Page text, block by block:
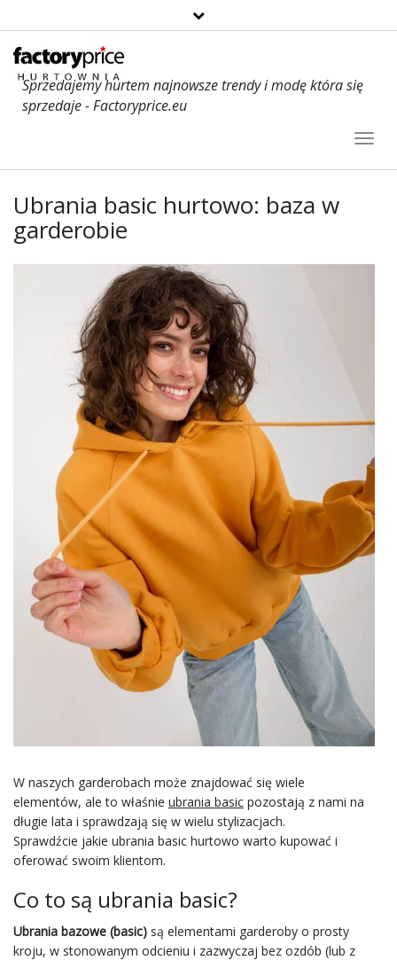
Sprzedajemy hurtem najnowsze trendy i modę która się
sprzedaje - Factoryprice.eu
Ubrania basic hurtowo: baza w
garderobie
W naszych garderobach może znajdować się wiele
elementów, ale to właśnie ubrania basic pozostają z nami na
długie lata i sprawdzają się w wielu stylizacjach.
Sprawdźcie jakie ubrania basic hurtowo warto kupować i
oferować swoim klientom.
Co to są ubrania basic?
Ubrania bazowe (basic) są elementami garderoby o prosty
kroju, w stonowanym odcieniu i zazwyczaj bez ozdób (lub z